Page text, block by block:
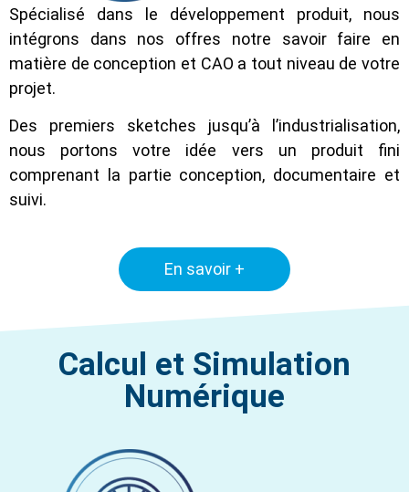
Spécialisé dans le développement produit, nous
intégrons dans nos offres notre savoir faire en
matière de conception et CAO a tout niveau de votre
projet.
Des premiers sketches jusqu’à l’industrialisation,
nous portons votre idée vers un produit fini
comprenant la partie conception, documentaire et
suivi.
En savoir +
Calcul et Simulation
Numérique